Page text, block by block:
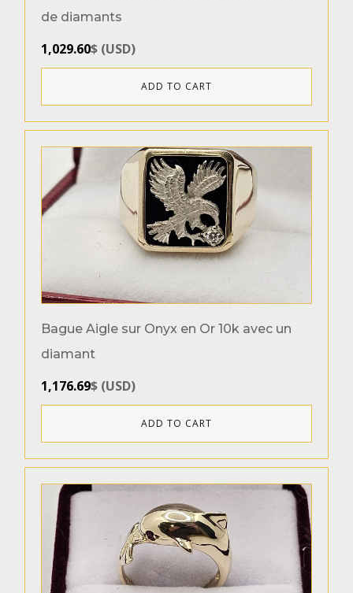
(4)
Genres
Homme(9)
Femme
(1)
Or 10k(10)
Couleurs de l`or
(14)
2 tons(3)
de diamants
1,029.60$ (USD)
ADD TO CART
Bague Aigle sur Onyx en Or 10k avec un
diamant
1,176.69$ (USD)
ADD TO CART